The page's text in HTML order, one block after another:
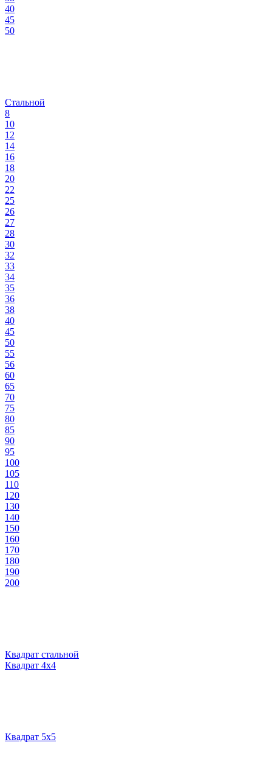
40
45
50
Стальной
8
10
12
14
16
18
20
22
25
26
27
28
30
32
33
34
35
36
38
40
45
50
55
56
60
65
70
75
80
85
90
95
100
105
110
120
130
140
150
160
170
180
190
200
Квадрат стальной
Квадрат 4х4
Квадрат 5х5